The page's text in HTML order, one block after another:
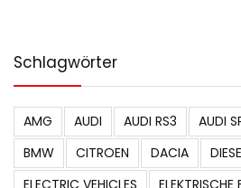
AMG AUDI AUDI RS3 AUDI
BMW
CITROEN DACIA
ELECTRIC VEHICLES
ELEKTRISCHE